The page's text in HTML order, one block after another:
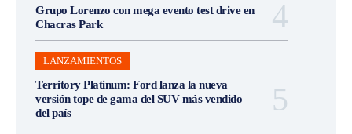
Grupo Lorenzo con mega evento test drive en
Chacras Park
LANZAMIENTOS
Territory Platinum: Ford lanza la nueva
versión tope de gama del SUV más vendido
del país